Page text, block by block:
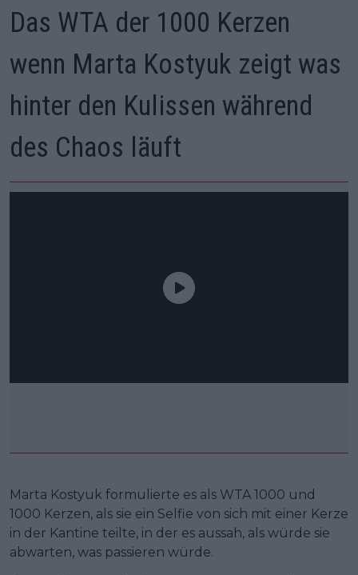
Das WTA der 1000 Kerzen
wenn Marta Kostyuk zeigt was
hinter den Kulissen während
des Chaos läuft
Marta Kostyuk formulierte es als WTA 1000 und
1000 Kerzen, als sie ein Selfie von sich mit einer Kerze
in der Kantine teilte, in der es aussah, als würde sie
abwarten, was passieren würde.